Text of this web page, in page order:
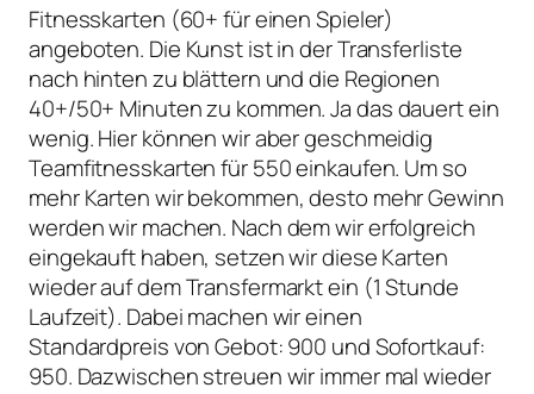
Fitnesskarten (60+ für einen Spieler)
angeboten. Die Kunst ist in der Transferliste
nach hinten zu blättern und die Regionen
40+/50+ Minuten zu kommen. Ja das dauert ein
wenig. Hier können wir aber geschmeidig
Teamfitnesskarten für 550 einkaufen. Um so
mehr Karten wir bekommen, desto mehr Gewinn
werden wir machen. Nach dem wir erfolgreich
eingekauft haben, setzen wir diese Karten
wieder auf dem Transfermarkt ein (1 Stunde
Laufzeit). Dabei machen wir einen
Standardpreis von Gebot: 900 und Sofortkauf:
950. Dazwischen streuen wir immer mal wieder